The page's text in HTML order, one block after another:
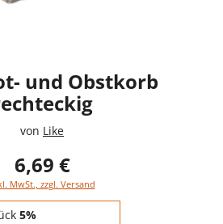
und Obstkorb
von Like
6,69 €
MwSt., zzgl. Versand
5%